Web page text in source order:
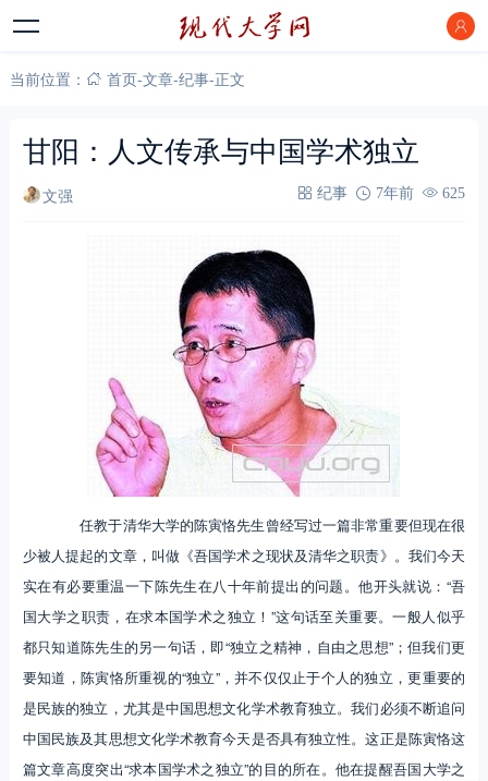
当前位置： 首页-文章-纪事-正文
甘阳：人文传承与中国学术独立
文强 纪事 7年前 625
任教于清华大学的陈寅恪先生曾经写过一篇非常重要但现在很
少被人提起的文章，叫做《吾国学术之现状及清华之职责》。我们今天
实在有必要重温一下陈先生在八十年前提出的问题。他开头就说：“吾
国大学之职责，在求本国学术之独立！”这句话至关重要。一般人似乎
都只知道陈先生的另一句话，即“独立之精神，自由之思想”；但我们更
要知道，陈寅恪所重视的“独立”，并不仅仅止于个人的独立，更重要的
是民族的独立，尤其是中国思想文化学术教育独立。我们必须不断追问
中国民族及其思想文化学术教育今天是否具有独立性。这正是陈寅恪这
篇文章高度突出“求本国学术之独立”的目的所在。他在提醒吾国大学之